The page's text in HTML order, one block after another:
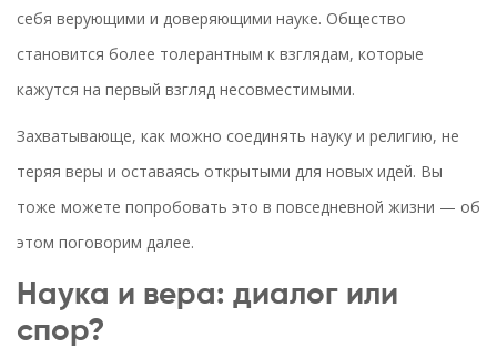
себя верующими и доверяющими науке. Общество
становится более толерантным к взглядам, которые
кажутся на первый взгляд несовместимыми.
Захватывающе, как можно соединять науку и религию, не
теряя веры и оставаясь открытыми для новых идей. Вы
тоже можете попробовать это в повседневной жизни — об
этом поговорим далее.
Наука и вера: диалог или
спор?